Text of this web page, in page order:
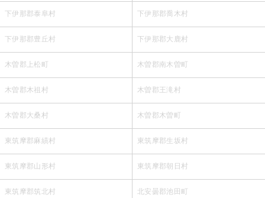
下伊那郡泰阜村 下伊那郡喬木村
下伊那郡豊丘村 下伊那郡大鹿村
木曽郡上松町 木曽郡南木曽町
木曽郡木祖村 木曽郡王滝村
木曽郡大桑村 木曽郡木曽町
東筑摩郡麻績村 東筑摩郡生坂村
東筑摩郡山形村 東筑摩郡朝日村
東筑摩郡筑北村 北安曇郡池田町